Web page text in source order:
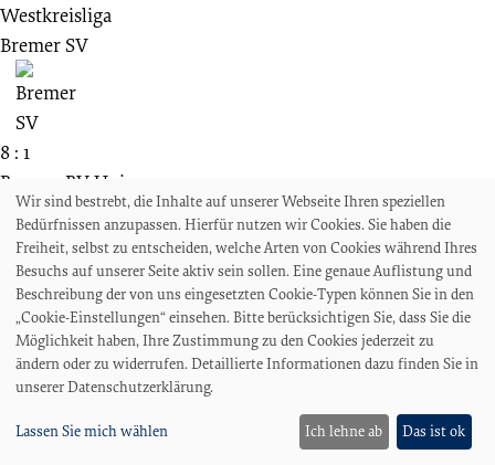
Westkreisliga
Bremer SV
8 : 1
Bremer BV Union
20.09.1959
04. Spieltag
Amateurliga Bremen
Wir sind bestrebt, die Inhalte auf unserer Webseite Ihren speziellen
Bedürfnissen anzupassen. Hierfür nutzen wir Cookies. Sie haben die
Freiheit, selbst zu entscheiden, welche Arten von Cookies während Ihres
Besuchs auf unserer Seite aktiv sein sollen. Eine genaue Auflistung und
Beschreibung der von uns eingesetzten Cookie-Typen können Sie in den
„Cookie-Einstellungen“ einsehen. Bitte berücksichtigen Sie, dass Sie die
Möglichkeit haben, Ihre Zustimmung zu den Cookies jederzeit zu
ändern oder zu widerrufen. Detaillierte Informationen dazu finden Sie in
unserer Datenschutzerklärung.
Lassen Sie mich wählen Ich lehne ab Das ist ok